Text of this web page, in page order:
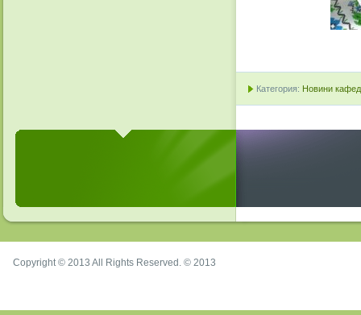
Категория: Новини
Copyright © 2013 All Rights Reserved. © 2013